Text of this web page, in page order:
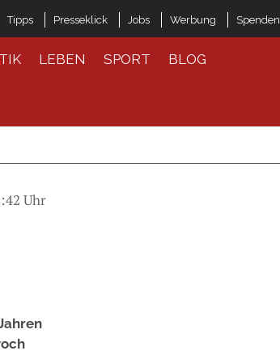
Tipps Presseklick Jobs Werbung Spenden
LEBEN SPORT BLOG
Uhr